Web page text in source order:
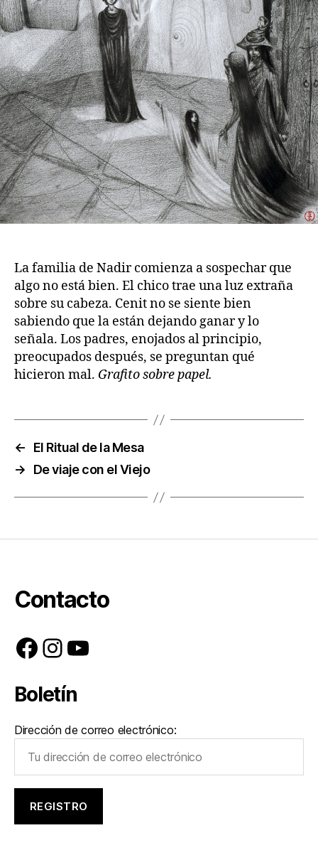
La familia de Nadir comienza a sospechar que
algo no está bien. El chico trae una luz extraña
sobre su cabeza. Cenit no se siente bien
sabiendo que la están dejando ganar y lo
señala. Los padres, enojados al principio,
preocupados después, se preguntan qué
hicieron mal. Grafito sobre papel.
←
El Ritual de la Mesa
→
De viaje con el Viejo
Contacto
Facebook
Instagram
YouTube
Boletín
Dirección de correo electrónico: